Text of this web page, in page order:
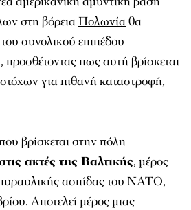
στη βόρειαΠολωνίαθα
συνολικού επιπέδου
πως αυτή βρίσκεται
για πιθανή καταστροφή,
βρίσκεται στην πόλη
ακτές της Βαλτικής, μέρος
ασπίδας του ΝΑΤΟ,
Αποτελεί μέρος μιας